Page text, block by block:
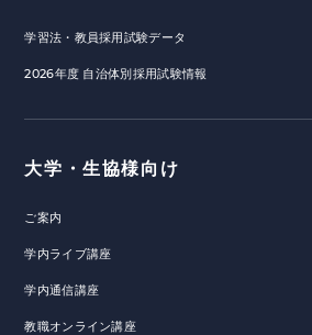
学習法・教員採用試験データ
2026年度 自治体別採用試験情報
大学・生協様向け
ご案内
学内ライブ講座
学内通信講座
教職オンライン講座